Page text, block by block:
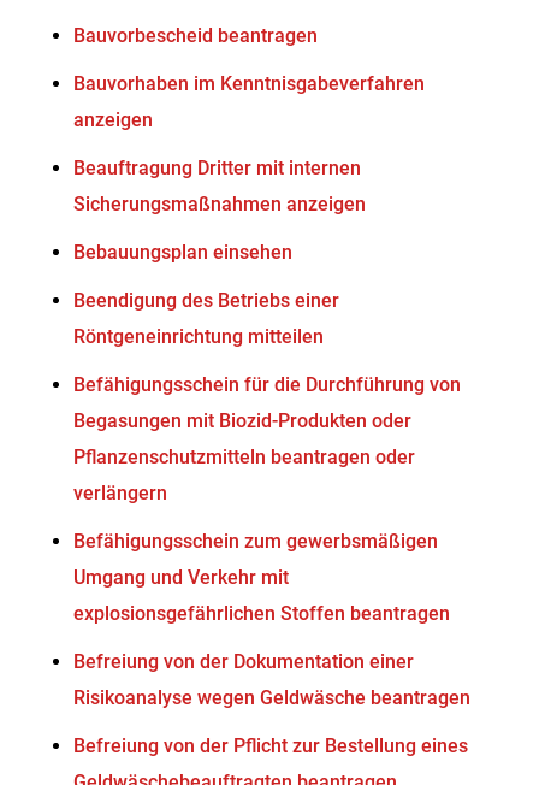
Bauvorbescheid beantragen
Bauvorhaben im Kenntnisgabeverfahren
anzeigen
Beauftragung Dritter mit internen
Sicherungsmaßnahmen anzeigen
Bebauungsplan einsehen
Beendigung des Betriebs einer
Röntgeneinrichtung mitteilen
Befähigungsschein für die Durchführung von
Begasungen mit Biozid-Produkten oder
Pflanzenschutzmitteln beantragen oder
verlängern
Befähigungsschein zum gewerbsmäßigen
Umgang und Verkehr mit
explosionsgefährlichen Stoffen beantragen
Befreiung von der Dokumentation einer
Risikoanalyse wegen Geldwäsche beantragen
Befreiung von der Pflicht zur Bestellung eines